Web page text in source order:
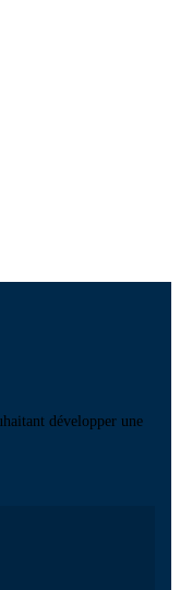
développer une